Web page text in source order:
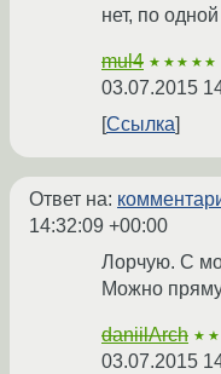
нет, по одной
mul4 ★★★★★
03.07.2015
Ссылка
Ответ на:
14:32:09 +00:00
Лорчую. С
Можно
daniilArch ★★
03.07.2015